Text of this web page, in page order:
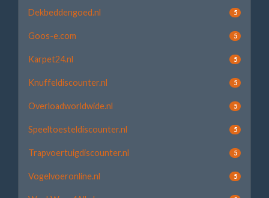
Dekbeddengoed.nl 5
Goos-e.com 5
Karpet24.nl 5
Knuffeldiscounter.nl 5
Overloadworldwide.nl 5
Speeltoesteldiscounter.nl 5
Trapvoertuigdiscounter.nl 5
Vogelvoeronline.nl 5